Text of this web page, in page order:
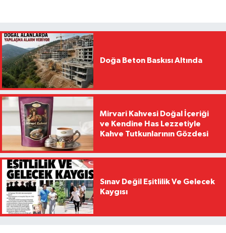
Doğa Beton Baskısı Altında
Mirvari Kahvesi Doğal İçeriği
ve Kendine Has Lezzetiyle
Kahve Tutkunlarının Gözdesi
Sınav Değil Eşitlilik Ve Gelecek
Kaygısı